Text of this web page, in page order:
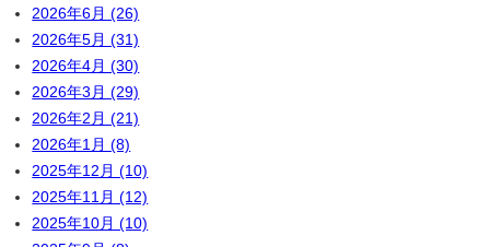
2026年6月 (26)
2026年5月 (31)
2026年4月 (30)
2026年3月 (29)
2026年2月 (21)
2026年1月 (8)
2025年12月 (10)
2025年11月 (12)
2025年10月 (10)